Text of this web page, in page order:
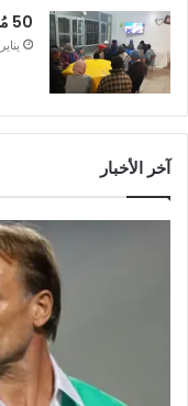
50 مُشرّدًا يَسْتَفيدُون من “عملية دفء” بخريبكة
يناير 5, 2019
آخر الأخبار